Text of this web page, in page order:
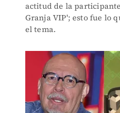
actitud de la
Granja VIP'; esto fue lo
el tema.